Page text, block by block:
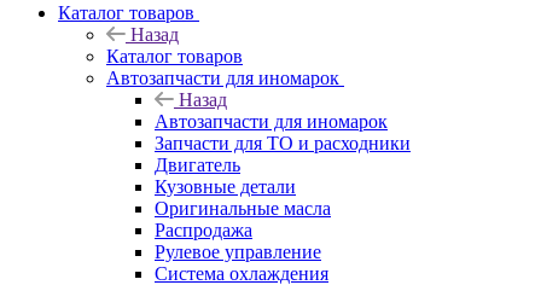
Каталог товаров
Назад
Каталог товаров
Автозапчасти для иномарок
Назад
Автозапчасти для иномарок
Запчасти для ТО и расходники
Двигатель
Кузовные детали
Оригинальные масла
Распродажа
Рулевое управление
Система охлаждения